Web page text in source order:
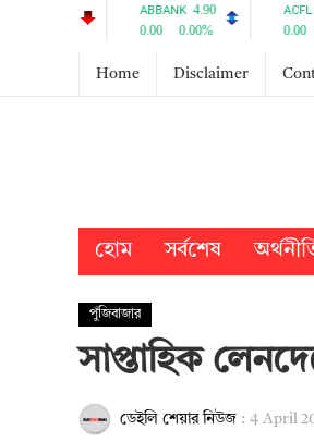
Home Disclaimer
হোম সর্বশেষ
পুঁজিবাজার
সাপ্তাহিক
ডেইলি শেয়ার নিউজ : 4 April